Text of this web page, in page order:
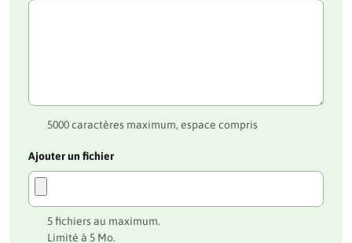
5000 caractères maximum, espace compris
Ajouter un fichier
5 fichiers au maximum.
Limité à 5 Mo.